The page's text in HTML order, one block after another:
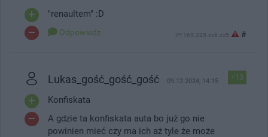
"renaultem" :D
Odpowiedz IP: 165.225.xx6.xx5 #
+13
Lukas_gość_gość_gość 09.12.2024, 14:15
Konfiskata
A gdzie ta konfiskata auta bo już go nie
powinien mieć czy ma ich aż tyle że może